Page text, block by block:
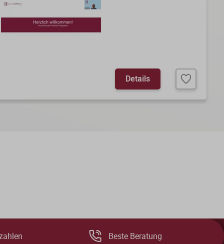
Details
Beste Beratung